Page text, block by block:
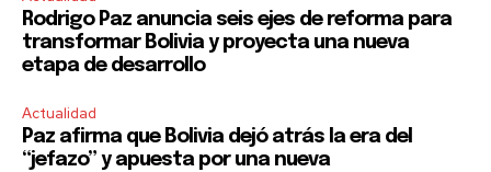
I've read and accept thePrivacy Policy.
Rodrigo Paz anuncia seis ejes de reforma para
transformar Bolivia y proyecta una nueva
etapa de desarrollo
Actualidad
Paz afirma que Bolivia dejó atrás la era del
“jefazo” y apuesta por una nueva